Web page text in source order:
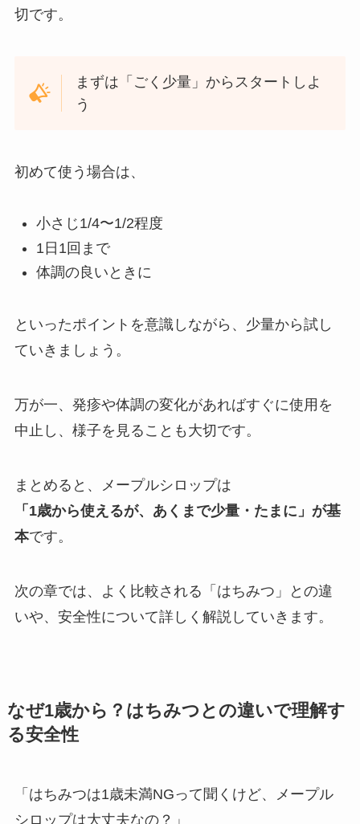
切です。
まずは「ごく少量」からスタートしよ
う
初めて使う場合は、
小さじ1/4〜1/2程度
1日1回まで
体調の良いときに
といったポイントを意識しながら、少量から試し
ていきましょう。
万が一、発疹や体調の変化があればすぐに使用を
中止し、様子を見ることも大切です。
まとめると、メープルシロップは
「1歳から使えるが、あくまで少量・たまに」が基
本です。
次の章では、よく比較される「はちみつ」との違
いや、安全性について詳しく解説していきます。
なぜ1歳から？はちみつとの違いで理解す
る安全性
「はちみつは1歳未満NGって聞くけど、メープル
シロップは大丈夫なの？」